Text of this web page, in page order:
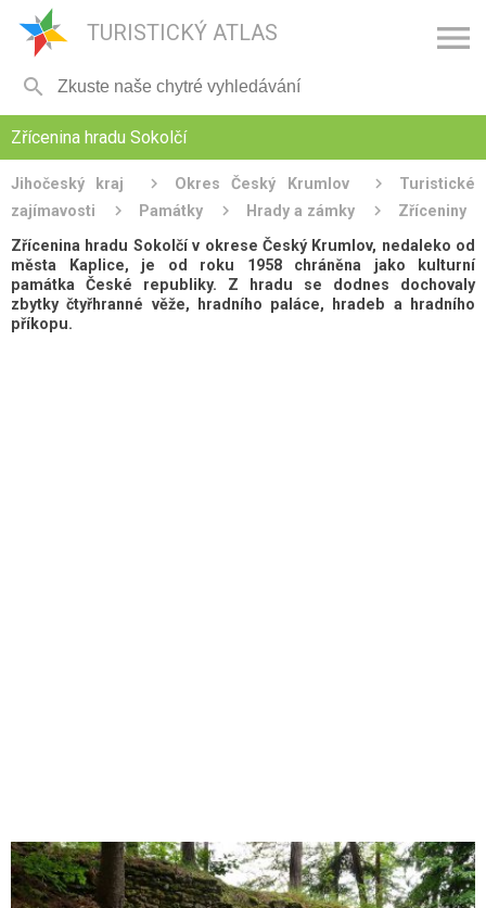
TURISTICKÝ ATLAS 

Zřícenina hradu Sokolčí
Jihočeský kraj Okres Český Krumlov
Turistické
zajímavosti
Památky Hrady a zámky
Zříceniny
Zřícenina hradu Sokolčí v okrese Český Krumlov, nedaleko od
města Kaplice, je od roku 1958 chráněna jako kulturní
památka České republiky. Z hradu se dodnes dochovaly
zbytky čtyřhranné věže, hradního paláce, hradeb a hradního
příkopu.